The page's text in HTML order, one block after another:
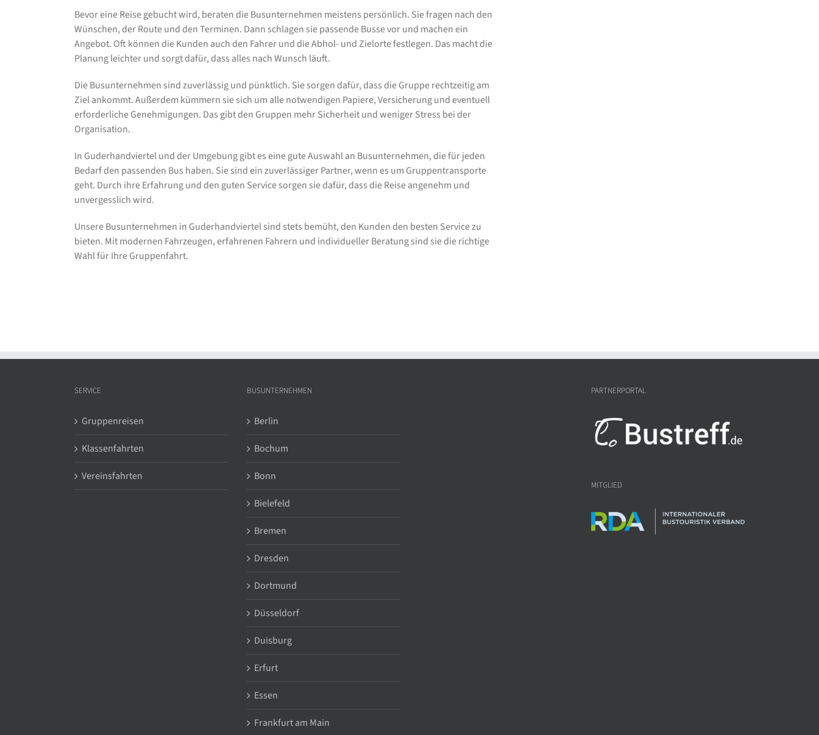
Bevor eine Reise gebucht wird, beraten die Busunternehmen meistens persönlich. Sie fragen nach den
Wünschen, der Route und den Terminen. Dann schlagen sie passende Busse vor und machen ein
Angebot. Oft können die Kunden auch den Fahrer und die Abhol- und Zielorte festlegen. Das macht die
Planung leichter und sorgt dafür, dass alles nach Wunsch läuft.
Die Busunternehmen sind zuverlässig und pünktlich. Sie sorgen dafür, dass die Gruppe rechtzeitig am
Ziel ankommt. Außerdem kümmern sie sich um alle notwendigen Papiere, Versicherung und eventuell
erforderliche Genehmigungen. Das gibt den Gruppen mehr Sicherheit und weniger Stress bei der
Organisation.
In Guderhandviertel und der Umgebung gibt es eine gute Auswahl an Busunternehmen, die für jeden
Bedarf den passenden Bus haben. Sie sind ein zuverlässiger Partner, wenn es um Gruppentransporte
geht. Durch ihre Erfahrung und den guten Service sorgen sie dafür, dass die Reise angenehm und
unvergesslich wird.
Unsere Busunternehmen in Guderhandviertel sind stets bemüht, den Kunden den besten Service zu
bieten. Mit modernen Fahrzeugen, erfahrenen Fahrern und individueller Beratung sind sie die richtige
Wahl für Ihre Gruppenfahrt.
SERVICE
Gruppenreisen
Klassenfahrten
Vereinsfahrten
BUSUNTERNEHMEN
Berlin
Bochum
Bonn
Bielefeld
Bremen
Dresden
Dortmund
Düsseldorf
Duisburg
Erfurt
Essen
Frankfurt am Main
PARTNERPORTAL
MITGLIED